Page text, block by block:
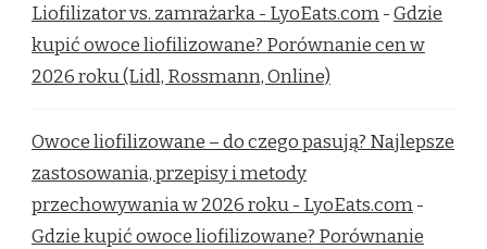
Liofilizator vs. zamrażarka - LyoEats.com-Gdzie
kupić owoce liofilizowane? Porównanie cen w
2026 roku (Lidl, Rossmann, Online)
Owoce liofilizowane – do czego pasują? Najlepsze
zastosowania, przepisy i metody
przechowywania w 2026 roku - LyoEats.com-
Gdzie kupić owoce liofilizowane? Porównanie